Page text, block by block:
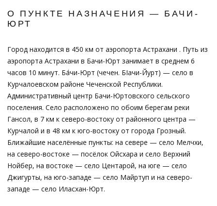
О ПУНКТЕ НАЗНАЧЕНИЯ — БАЧИ-
ЮРТ
Город находится в 450 км от аэропорта Астрахани . Путь из
аэропорта Астрахани в Бачи-Юрт занимает в среднем 6
часов 10 минут. Ба́чи-Юрт (чечен. БIачи-Йурт) — село в
Курчалоевском районе Чеченской Республики.
Административный центр Бачи-Юртовского сельского
поселения. Село расположено по обоим берегам реки
Гансол, в 7 км к северо-востоку от районного центра —
Курчалой и в 48 км к юго-востоку от города Грозный.
Ближайшие населённые пункты: на севере — село Мелчхи,
на северо-востоке — посёлок Ойсхара и село Верхний
Нойбер, на востоке — село Центарой, на юге — село
Джигурты, на юго-западе — село Майртуп и на северо-
западе — село Иласхан-Юрт.